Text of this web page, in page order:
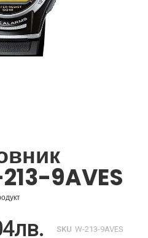
9AVES
SKU W-213-9AVES